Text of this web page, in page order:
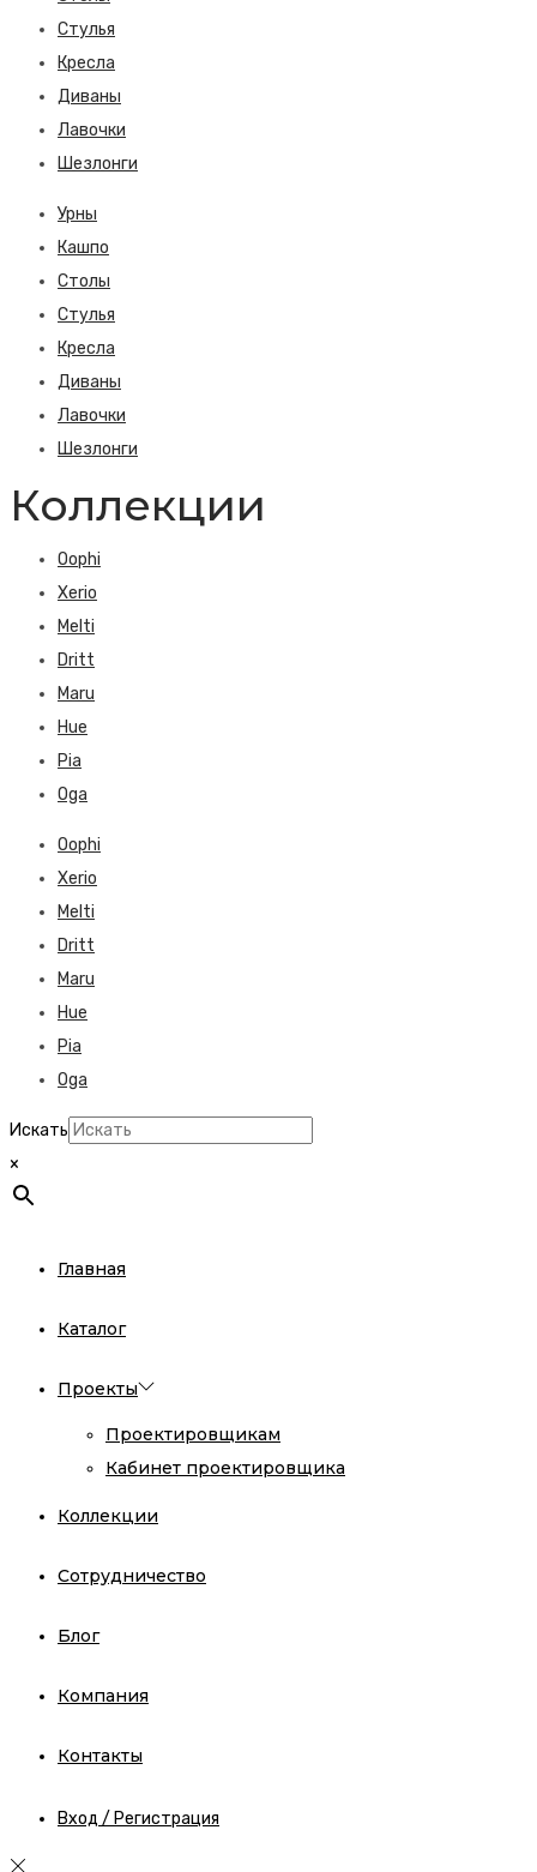
Стулья
Кресла
Диваны
Лавочки
Шезлонги
Урны
Кашпо
Столы
Стулья
Кресла
Диваны
Лавочки
Шезлонги
Коллекции
Oophi
Xerio
Melti
Dritt
Maru
Hue
Pia
Oga
Oophi
Xerio
Melti
Dritt
Maru
Hue
Pia
Oga
Искать
×
Главная
Каталог
Проекты
Проектировщикам
Кабинет проектировщика
Коллекции
Сотрудничество
Блог
Компания
Контакты
Вход / Регистрация